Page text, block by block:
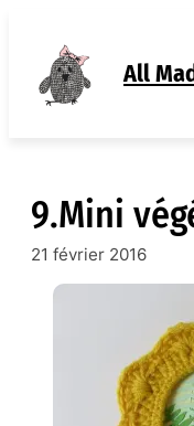
contenu
All
9.Mini
21 février 2016